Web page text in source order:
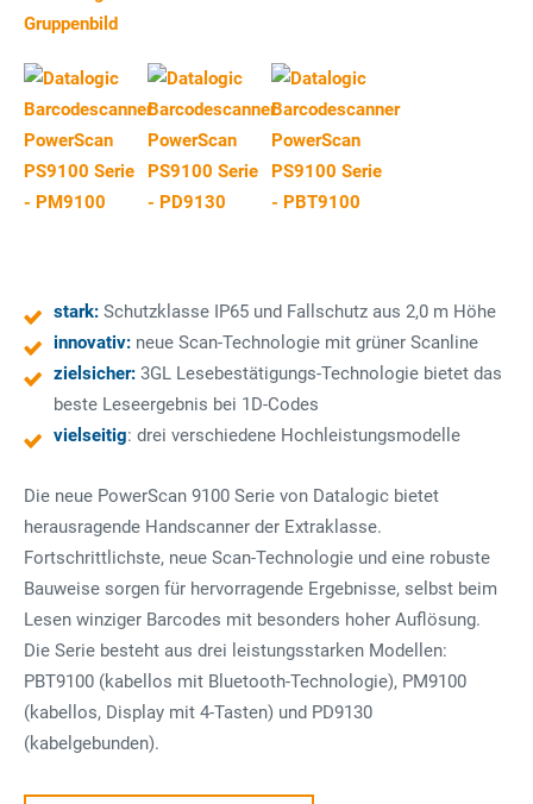
stark: Schutzklasse IP65 und Fallschutz aus 2,0 m Höhe
innovativ: neue Scan-Technologie mit grüner Scanline
zielsicher: 3GL Lesebestätigungs-Technologie bietet das
beste Leseergebnis bei 1D-Codes
vielseitig: drei verschiedene Hochleistungsmodelle
Die neue PowerScan 9100 Serie von Datalogic bietet
herausragende Handscanner der Extraklasse.
Fortschrittlichste, neue Scan-Technologie und eine robuste
Bauweise sorgen für hervorragende Ergebnisse, selbst beim
Lesen winziger Barcodes mit besonders hoher Auflösung.
Die Serie besteht aus drei leistungsstarken Modellen:
PBT9100 (kabellos mit Bluetooth-Technologie), PM9100
(kabellos, Display mit 4-Tasten) und PD9130
(kabelgebunden).